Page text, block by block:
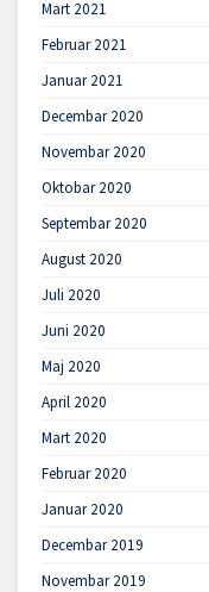
Mart 2021
Februar 2021
Januar 2021
Decembar 2020
Novembar 2020
Oktobar 2020
Septembar 2020
August 2020
Juli 2020
Juni 2020
Maj 2020
April 2020
Mart 2020
Februar 2020
Januar 2020
Decembar 2019
Novembar 2019